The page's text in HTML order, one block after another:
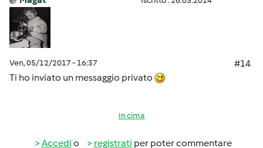
Ven, 05/12/2017 - 16:37
#14
Ti ho inviato un messaggio privato
In cima
Accedi o registrati per poter commentare